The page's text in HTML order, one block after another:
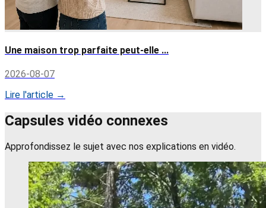
Une maison trop parfaite peut-elle ...
2026-08-07
Lire l'article →
Capsules vidéo connexes
Approfondissez le sujet avec nos explications en vidéo.